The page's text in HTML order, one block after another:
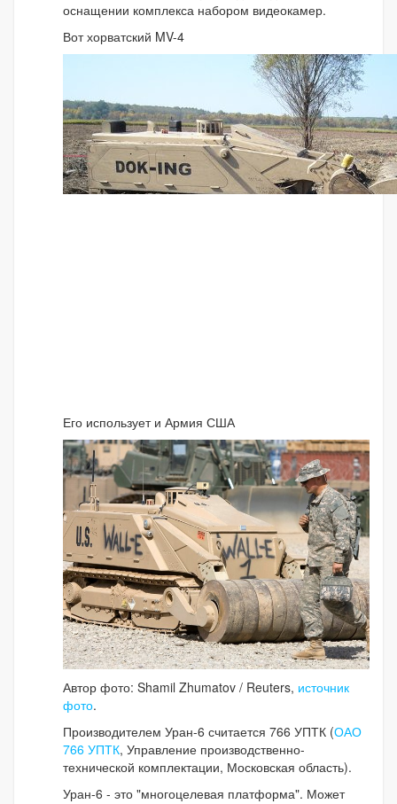
оснащении комплекса набором видеокамер.
Вот хорватский MV-4
Его использует и Армия США
Автор фото: Shamil Zhumatov / Reuters, источник
фото.
Производителем Уран-6 считается 766 УПТК (ОАО
766 УПТК, Управление производственно-
технической комплектации, Московская область).
Уран-6 - это "многоцелевая платформа". Может